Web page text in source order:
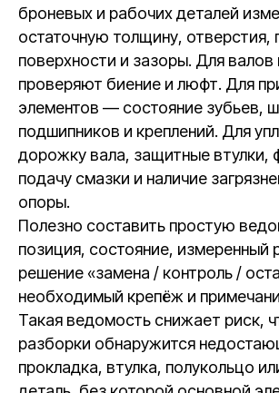
броневых и рабочих деталей
остаточную толщину, отверстия,
поверхности и зазоры. Для валов
проверяют биение и люфт. Для
элементов — состояние зубьев,
подшипников и креплений. Для
дорожку вала, защитные втулки,
подачу смазки и наличие
опоры.
Полезно составить простую
позиция, состояние, измеренный
решение «замена / контроль /
необходимый крепёж и
Такая ведомость снижает риск,
разборки обнаружится
прокладка, втулка, полукольцо